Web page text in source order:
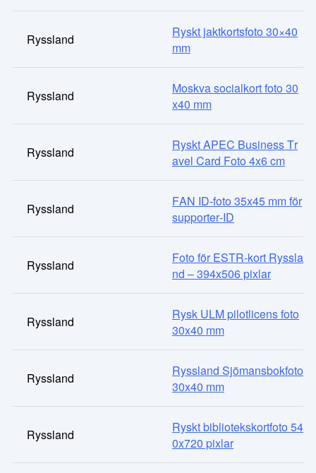
Ryssland
Ryskt jaktkortsfoto 30×40
mm
Ryssland
Moskva socialkort foto 30
x40 mm
Ryssland
Ryskt APEC Business Tr
avel Card Foto 4x6 cm
Ryssland
FAN ID-foto 35x45 mm för
supporter-ID
Ryssland
Foto för ESTR-kort Ryssla
nd – 394x506 pixlar
Ryssland
Rysk ULM pilotlicens foto
30x40 mm
Ryssland
Ryssland Sjömansbokfoto
30x40 mm
Ryssland
Ryskt bibliotekskortfoto 54
0x720 pixlar